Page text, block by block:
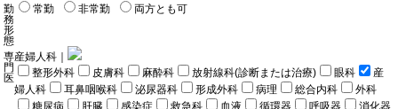
勤
務
形
態
常勤 非常勤 両方とも可
専
門
医
産婦人科｜
整形外科
皮膚科 麻酔科 放射線科(診断または治療) 眼科
産
婦人科
耳鼻咽喉科 泌尿器科 形成外科 病理 総合内科
外科
糖尿病
肝臓 感染症 救急科 血液 循環器 呼吸器
消化器